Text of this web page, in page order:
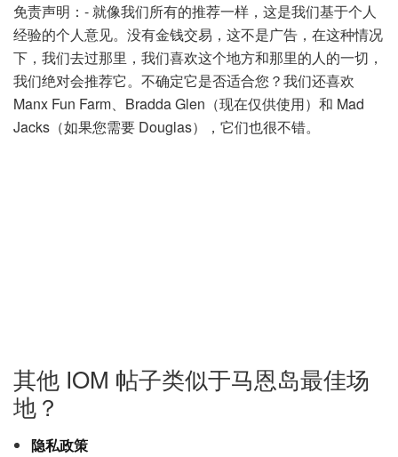
免责声明：- 就像我们所有的推荐一样，这是我们基于个人
经验的个人意见。没有金钱交易，这不是广告，在这种情况
下，我们去过那里，我们喜欢这个地方和那里的人的一切，
我们绝对会推荐它。不确定它是否适合您？我们还喜欢
Manx Fun Farm、Bradda Glen（现在仅供使用）和 Mad
Jacks（如果您需要 Douglas），它们也很不错。
其他 IOM 帖子类似于马恩岛最佳场
地？
隐私政策